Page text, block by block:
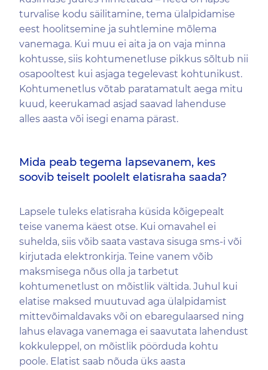
turvalise kodu säilitamine, tema ülalpidamise
eest hoolitsemine ja suhtlemine mõlema
vanemaga. Kui muu ei aita ja on vaja minna
kohtusse, siis kohtumenetluse pikkus sõltub nii
osapooltest kui asjaga tegelevast kohtunikust.
Kohtumenetlus võtab paratamatult aega mitu
kuud, keerukamad asjad saavad lahenduse
alles aasta või isegi enama pärast.
Mida peab tegema lapsevanem, kes
soovib teiselt poolelt elatisraha saada?
Lapsele tuleks elatisraha küsida kõigepealt
teise vanema käest otse. Kui omavahel ei
suhelda, siis võib saata vastava sisuga sms-i või
kirjutada elektronkirja. Teine vanem võib
maksmisega nõus olla ja tarbetut
kohtumenetlust on mõistlik vältida. Juhul kui
elatise maksed muutuvad aga ülalpidamist
mittevõimaldavaks või on ebaregulaarsed ning
lahus elavaga vanemaga ei saavutata lahendust
kokkuleppel, on mõistlik pöörduda kohtu
poole. Elatist saab nõuda üks aasta